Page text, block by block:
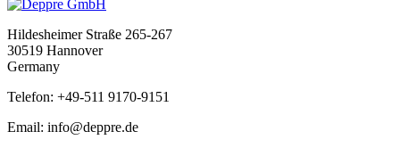
Hildesheimer Straße 265-267
30519 Hannover
Germany
Telefon: +49-511 9170-9151
Email: info@deppre.de